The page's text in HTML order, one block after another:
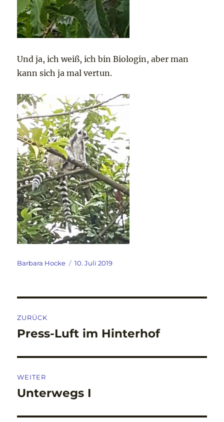
Und ja, ich weiß, ich bin Biologin, aber man
kann sich ja mal vertun.
Autor
Barbara Hocke
Veröffentlicht
10. Juli 2019
ZURÜCK
Vorheriger
Press-Luft im Hinterhof
WEITER
Nächster
Unterwegs I